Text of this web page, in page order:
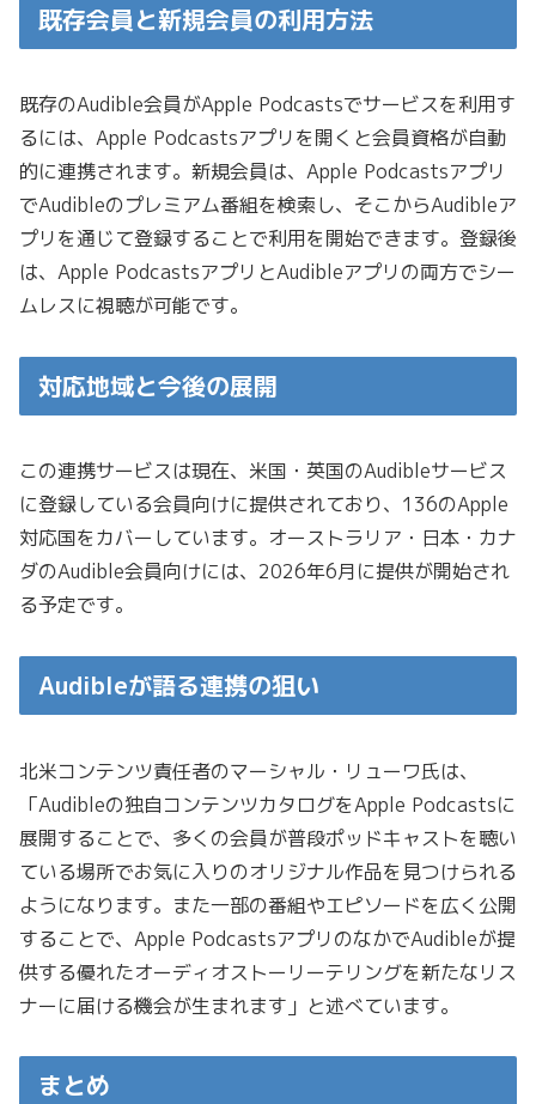
既存会員と新規会員の利用方法
既存のAudible会員がApple Podcastsでサービスを利用す
るには、Apple Podcastsアプリを開くと会員資格が自動
的に連携されます。新規会員は、Apple Podcastsアプリ
でAudibleのプレミアム番組を検索し、そこからAudibleア
プリを通じて登録することで利用を開始できます。登録後
は、Apple PodcastsアプリとAudibleアプリの両方でシー
ムレスに視聴が可能です。
対応地域と今後の展開
この連携サービスは現在、米国・英国のAudibleサービス
に登録している会員向けに提供されており、136のApple
対応国をカバーしています。オーストラリア・日本・カナ
ダのAudible会員向けには、2026年6月に提供が開始され
る予定です。
Audibleが語る連携の狙い
北米コンテンツ責任者のマーシャル・リューワ氏は、
「Audibleの独自コンテンツカタログをApple Podcastsに
展開することで、多くの会員が普段ポッドキャストを聴い
ている場所でお気に入りのオリジナル作品を見つけられる
ようになります。また一部の番組やエピソードを広く公開
することで、Apple PodcastsアプリのなかでAudibleが提
供する優れたオーディオストーリーテリングを新たなリス
ナーに届ける機会が生まれます」と述べています。
まとめ